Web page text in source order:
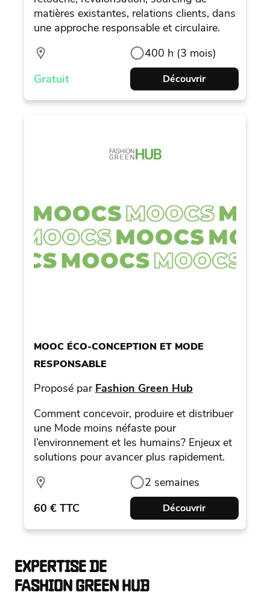
matières existantes, relations clients, dans
une approche responsable et circulaire.
400 h (3 mois)
Gratuit
Découvrir
MOOC ÉCO-CONCEPTION ET MODE
RESPONSABLE
Proposé par Fashion Green Hub
Comment concevoir, produire et distribuer
une Mode moins néfaste pour
l’environnement et les humains? Enjeux et
solutions pour avancer plus rapidement.
2 semaines
60 € TTC
Découvrir
EXPERTISE DE
FASHION GREEN HUB